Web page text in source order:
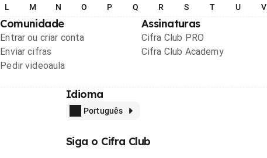
L M N O P Q R S T U V
Comunidade
Entrar ou criar conta
Enviar cifras
Pedir videoaula
Assinaturas
Cifra Club PRO
Cifra Club Academy
Idioma
Português
Siga o Cifra Club